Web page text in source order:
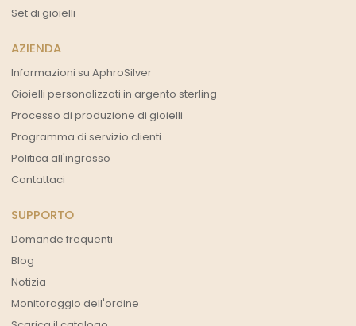
Set di gioielli
AZIENDA
Informazioni su AphroSilver
Gioielli personalizzati in argento sterling
Processo di produzione di gioielli
Programma di servizio clienti
Politica all'ingrosso
Contattaci
SUPPORTO
Domande frequenti
Blog
Notizia
Monitoraggio dell'ordine